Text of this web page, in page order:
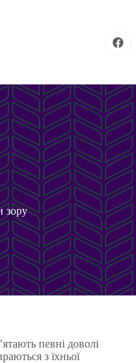
зору
певні доволі
з їхньої